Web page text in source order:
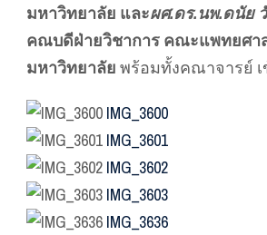
มหาวิทยาลัย และผศ.ดร.นพ.ดนัย
คณบดีฝ่ายวิชาการ คณะแพทยศา
มหาวิทยาลัย พร้อมทั้งคณาจารย์
IMG_3600
IMG_3601
IMG_3602
IMG_3603
IMG_3636